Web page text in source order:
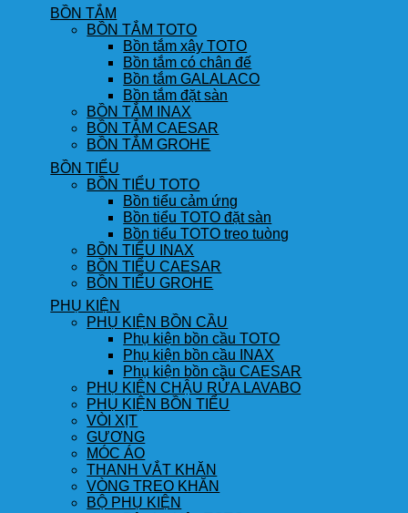
BỒN TẮM
BỒN TẮM TOTO
Bồn tắm xây TOTO
Bồn tắm có chân đế
Bồn tắm GALALACO
Bồn tắm đặt sàn
BỒN TẮM INAX
BỒN TẮM CAESAR
BỒN TẮM GROHE
BỒN TIỂU
BỒN TIỂU TOTO
Bồn tiểu cảm ứng
Bồn tiểu TOTO đặt sàn
Bồn tiểu TOTO treo tuòng
BỒN TIỂU INAX
BỒN TIỂU CAESAR
BỒN TIỂU GROHE
PHỤ KIỆN
PHỤ KIỆN BỒN CẦU
Phụ kiện bồn cầu TOTO
Phụ kiện bồn cầu INAX
Phụ kiện bồn cầu CAESAR
PHỤ KIỆN CHẬU RỬA LAVABO
PHỤ KIỆN BỒN TIỂU
VÒI XỊT
GƯƠNG
MÓC ÁO
THANH VẮT KHĂN
VÒNG TREO KHĂN
BỘ PHỤ KIỆN